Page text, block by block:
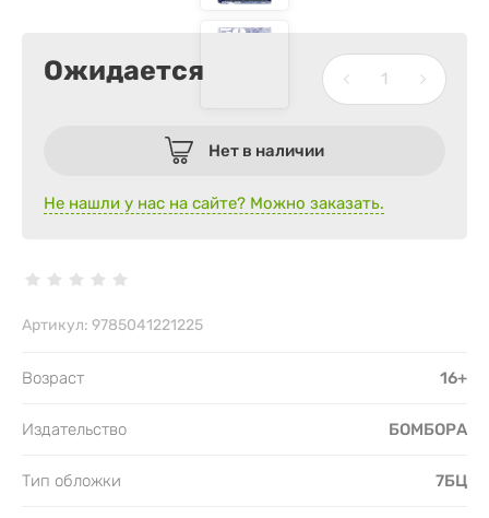
Ожидается
Нет в наличии
Не нашли у нас на сайте? Можно заказать.
Артикул: 9785041221225
Возраст 16+
Издательство БОМБОРА
Тип обложки 7БЦ